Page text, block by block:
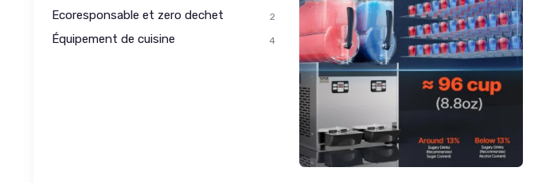
Ecoresponsable et zero dechet 2
Équipement de cuisine 4